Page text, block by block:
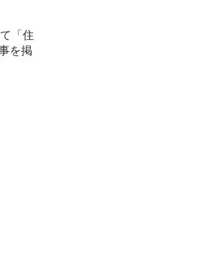
「住
を掲